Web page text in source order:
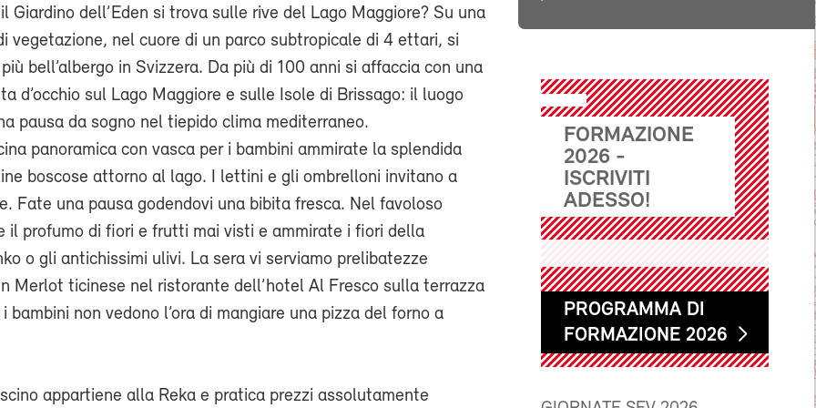
Giardino dell’Eden si trova sulle rive del Lago Maggiore? Su una
vegetazione, nel cuore di un parco subtropicale di 4 ettari, si
bell’albergo in Svizzera. Da più di 100 anni si affaccia con una
d’occhio sul Lago Maggiore e sulle Isole di Brissago: il luogo
pausa da sogno nel tiepido clima mediterraneo.
panoramica con vasca per i bambini ammirate la splendida
boscose attorno al lago. I lettini e gli ombrelloni invitano a
Fate una pausa godendovi una bibita fresca. Nel favoloso
il profumo di fiori e frutti mai visti e ammirate i fiori della
o gli antichissimi ulivi. La sera vi serviamo prelibatezze
Merlot ticinese nel ristorante dell’hotel Al Fresco sulla terrazza
bambini non vedono l’ora di mangiare una pizza del forno a
appartiene alla Reka e pratica prezzi assolutamente
FORMAZIONE
2026 -
ISCRIVITI
ADESSO!
PROGRAMMA DI
FORMAZIONE 2026